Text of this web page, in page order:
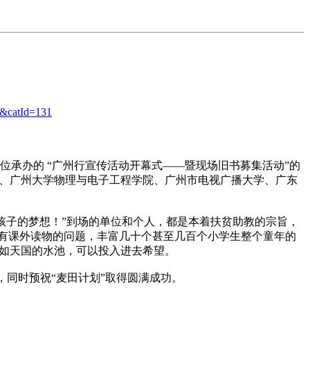
承办的 “广州行宣传活动开幕式――暨现场旧书募集活动”的
广州大学物理与电子工程学院、广州市电视广播大学、广东
的梦想！”到场的单位和个人，都是本着扶贫助教的宗旨，
外读物的问题，丰富几十个甚至几百个小学生整个童年的
国的水池，可以投入进去希望。
时预祝“麦田计划”取得圆满成功。